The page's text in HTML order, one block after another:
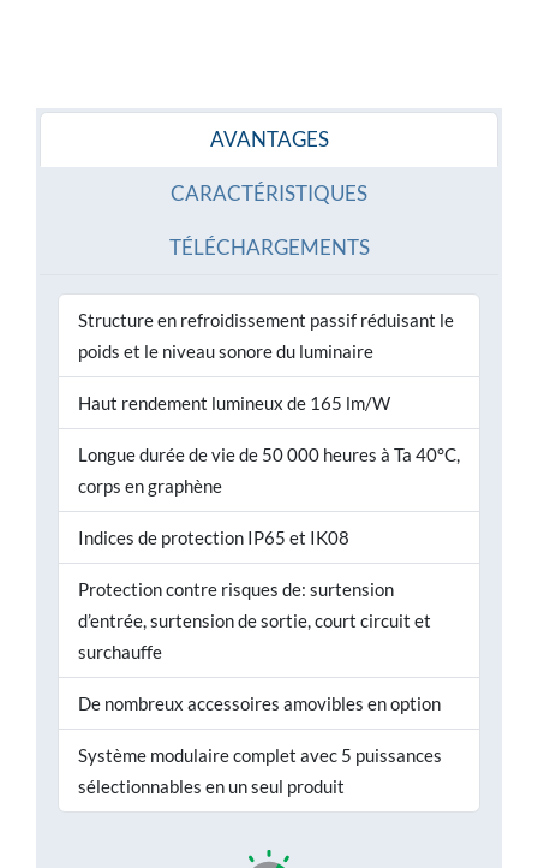
AVANTAGES
CARACTÉRISTIQUES
TÉLÉCHARGEMENTS
Structure en refroidissement passif réduisant le
poids et le niveau sonore du luminaire
Haut rendement lumineux de 165 lm/W
Longue durée de vie de 50 000 heures à Ta 40°C,
corps en graphène
Indices de protection IP65 et IK08
Protection contre risques de: surtension
d’entrée, surtension de sortie, court circuit et
surchauffe
De nombreux accessoires amovibles en option
Système modulaire complet avec 5 puissances
sélectionnables en un seul produit